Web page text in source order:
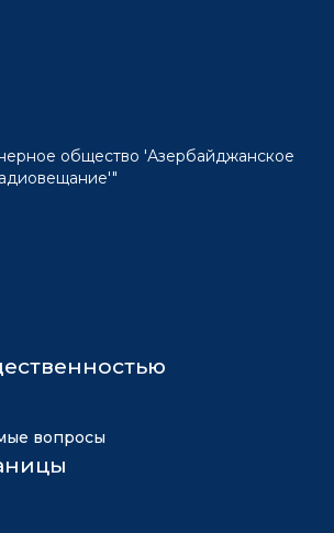
общество 'Азербайджанское
вопросы